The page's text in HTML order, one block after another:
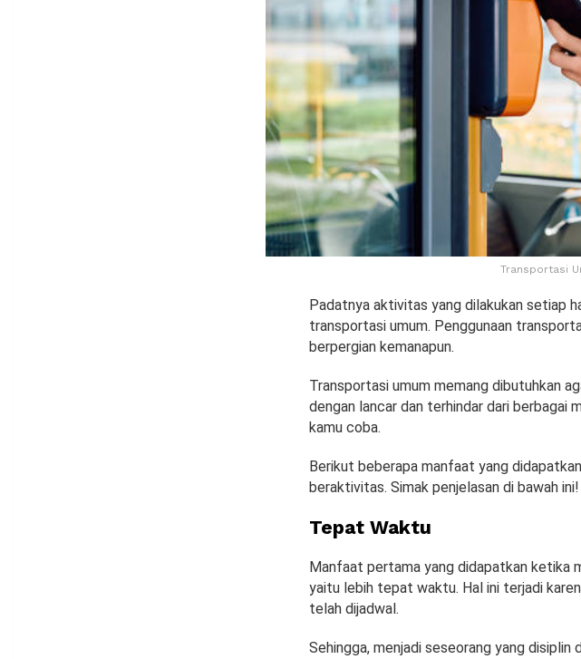
Transportasi
Padatnya aktivitas yang dilakukan setiap
transportasi umum. Penggunaan
berpergian kemanapun.
Transportasi umum memang dibutuhkan
dengan lancar dan terhindar dari berbagai
kamu coba.
Berikut beberapa manfaat yang
beraktivitas. Simak penjelasan di bawah ini!
Tepat Waktu
Manfaat pertama yang didapatkan ketika
yaitu lebih tepat waktu. Hal ini terjadi
telah dijadwal.
Sehingga, menjadi seseorang yang